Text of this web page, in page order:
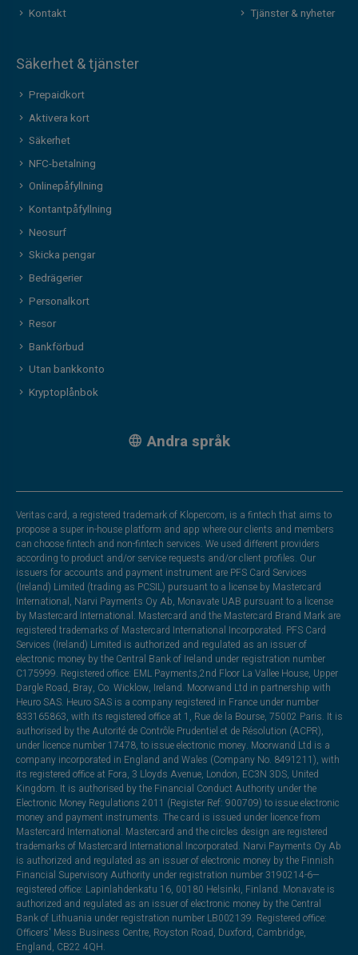
Kontakt
Tjänster & nyheter
Säkerhet & tjänster
Prepaidkort
Aktivera kort
Säkerhet
NFC-betalning
Onlinepåfyllning
Kontantpåfyllning
Neosurf
Skicka pengar
Bedrägerier
Personalkort
Resor
Bankförbud
Utan bankkonto
Kryptoplånbok
Andra språk
Veritas card, a registered trademark of Klopercom, is a fintech that aims to
propose a super in-house platform and app where our clients and members
can choose fintech and non-fintech services. We used different providers
according to product and/or service requests and/or client profiles. Our
issuers for accounts and payment instrument are PFS Card Services
(Ireland) Limited (trading as PCSIL) pursuant to a license by Mastercard
International, Narvi Payments Oy Ab, Monavate UAB pursuant to a license
by Mastercard International. Mastercard and the Mastercard Brand Mark are
registered trademarks of Mastercard International Incorporated. PFS Card
Services (Ireland) Limited is authorized and regulated as an issuer of
electronic money by the Central Bank of Ireland under registration number
C175999. Registered office: EML Payments,2nd Floor La Vallee House, Upper
Dargle Road, Bray, Co. Wicklow, Ireland. Moorwand Ltd in partnership with
Heuro SAS. Heuro SAS is a company registered in France under number
833165863, with its registered office at 1, Rue de la Bourse, 75002 Paris. It is
authorised by the Autorité de Contrôle Prudentiel et de Résolution (ACPR),
under licence number 17478, to issue electronic money. Moorwand Ltd is a
company incorporated in England and Wales (Company No. 8491211), with
its registered office at Fora, 3 Lloyds Avenue, London, EC3N 3DS, United
Kingdom. It is authorised by the Financial Conduct Authority under the
Electronic Money Regulations 2011 (Register Ref: 900709) to issue electronic
money and payment instruments. The card is issued under licence from
Mastercard International. Mastercard and the circles design are registered
trademarks of Mastercard International Incorporated. Narvi Payments Oy Ab
is authorized and regulated as an issuer of electronic money by the Finnish
Financial Supervisory Authority under registration number 3190214-6—
registered office: Lapinlahdenkatu 16, 00180 Helsinki, Finland. Monavate is
authorized and regulated as an issuer of electronic money by the Central
Bank of Lithuania under registration number LB002139. Registered office:
Officers' Mess Business Centre, Royston Road, Duxford, Cambridge,
England, CB22 4QH.